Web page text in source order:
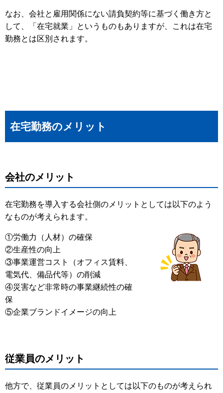
なお、会社と雇用関係にない請負契約等に基づく働き方と
して、「在宅就業」というものもありますが、これは在宅
勤務とは区別されます。
在宅勤務のメリット
会社のメリット
在宅勤務を導入する会社側のメリットとしては以下のよう
なものが考えられます。
①労働力（人材）の確保
②生産性の向上
③事業運営コスト（オフィス賃料、
電気代、備品代等）の削減
④災害など非常時の事業継続性の確
保
⑤企業ブランドイメージの向上
従業員のメリット
他方で、従業員のメリットとしては以下のものが考えられ